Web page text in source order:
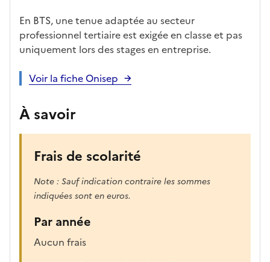
En BTS, une tenue adaptée au secteur
professionnel tertiaire est exigée en classe et pas
uniquement lors des stages en entreprise.
Voir la fiche Onisep
À savoir
Frais de scolarité
Note : Sauf indication contraire les sommes
indiquées sont en euros.
Par année
Aucun frais